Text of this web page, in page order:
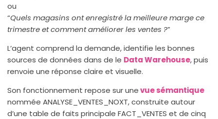
ou
“Quels magasins ont enregistré la meilleure marge ce
trimestre et comment améliorer les ventes ?”
L’agent comprend la demande, identifie les bonnes
sources de données dans de le Data Warehouse, puis
renvoie une réponse claire et visuelle.
Son fonctionnement repose sur unevue sémantique
nommée ANALYSE_VENTES_NOXT, construite autour
d’une table de faits principale FACT_VENTES et de cinq